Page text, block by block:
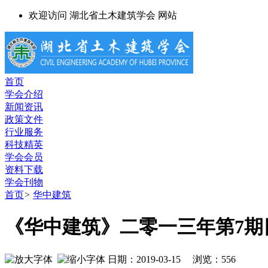
欢迎访问 湖北省土木建筑学会 网站
首页
学会介绍
新闻资讯
政策文件
行业服务
科技精英
学会会员
资料下载
学会刊物
首页> 华中建筑
《华中建筑》二零一三年第7
日期：2019-03-15 浏览： 556